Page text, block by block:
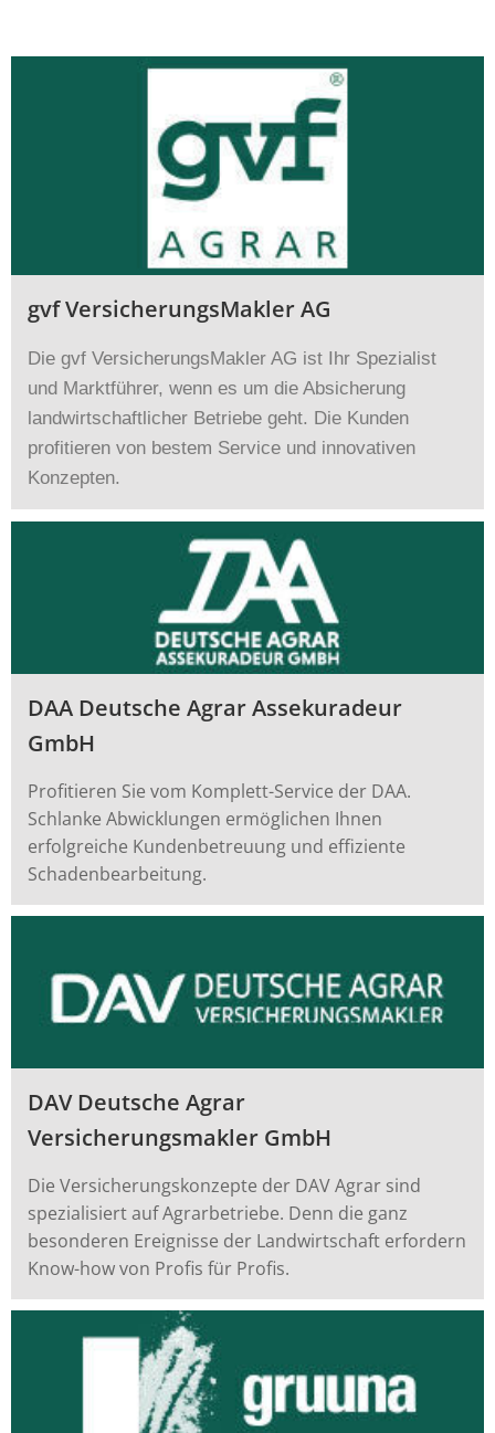
gvf VersicherungsMakler AG
Die gvf VersicherungsMakler AG ist Ihr Spezialist
und Marktführer, wenn es um die Absicherung
landwirtschaftlicher Betriebe geht. Die Kunden
profitieren von bestem Service und innovativen
Konzepten.
DAA Deutsche Agrar Assekuradeur
GmbH
Profitieren Sie vom Komplett-Service der DAA.
Schlanke Abwicklungen ermöglichen Ihnen
erfolgreiche Kundenbetreuung und effiziente
Schadenbearbeitung.
DAV Deutsche Agrar
Versicherungsmakler GmbH
Die Versicherungskonzepte der DAV Agrar sind
spezialisiert auf Agrarbetriebe. Denn die ganz
besonderen Ereignisse der Landwirtschaft erfordern
Know-how von Profis für Profis.